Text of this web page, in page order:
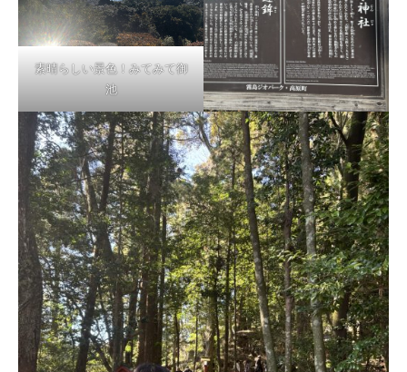
素晴らしい景色！みてみて御
池